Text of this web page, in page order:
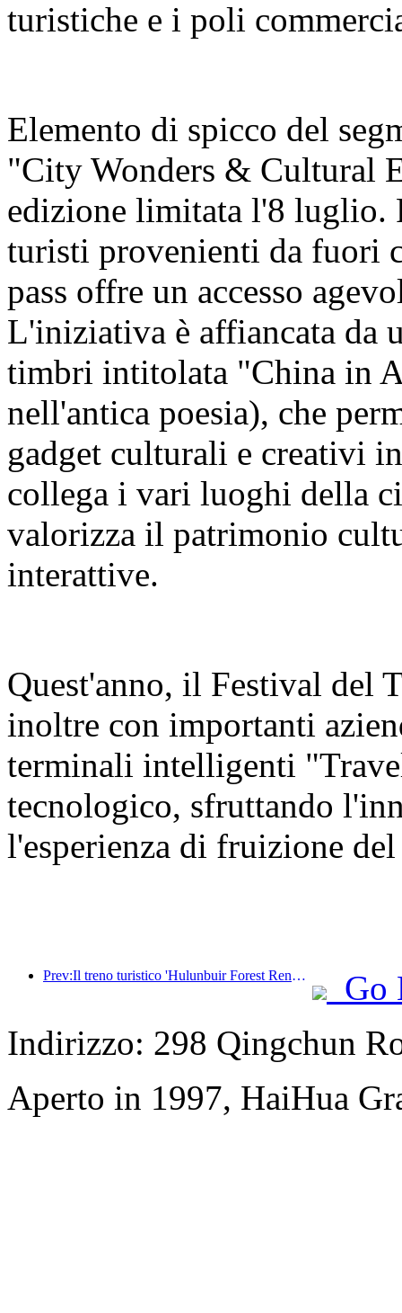
turistiche e i poli
Elemento di spicco del
"City Wonders & Cultural
edizione limitata l'8 luglio.
turisti provenienti da fuori
pass offre un accesso
L'iniziativa è affiancata da
timbri intitolata "China in
nell'antica poesia), che
gadget culturali e creativi
collega i vari luoghi della
valorizza il patrimonio
interattive.
Quest'anno, il Festival del
inoltre con importanti
terminali intelligenti
tecnologico, sfruttando
l'esperienza di fruizione
Prev:Il treno turistico 'Hulunbuir Forest Rendezvous - Daxinganling Express - Starlight Train - Tianyi Journey' effettua il suo viaggio inaugurale.
Go
Indirizzo: 298 Qingchun
Aperto in 1997, HaiHua